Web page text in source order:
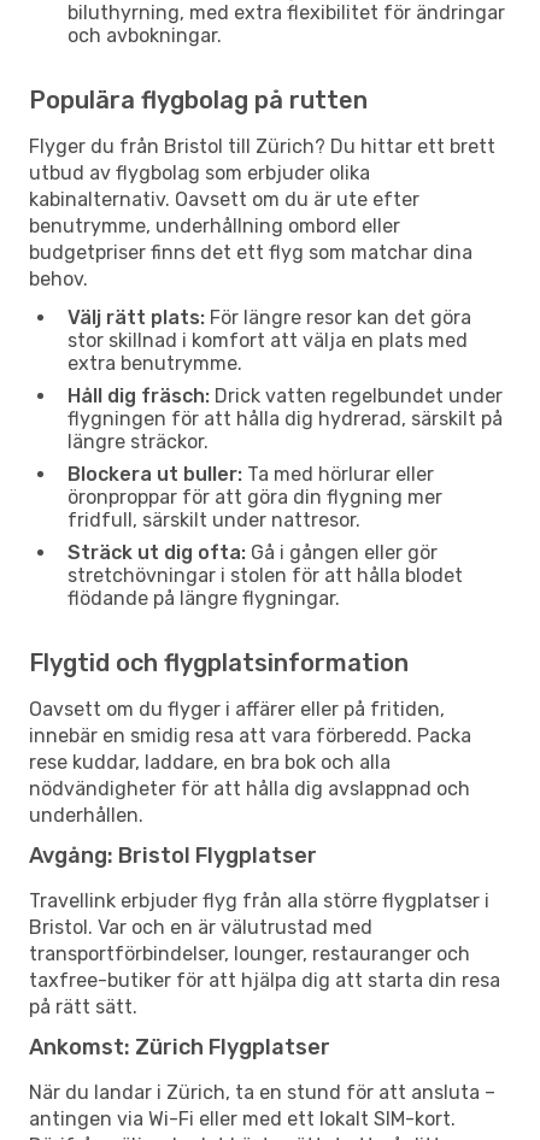
biluthyrning, med extra flexibilitet för ändringar
och avbokningar.
Populära flygbolag på rutten
Flyger du från Bristol till Zürich? Du hittar ett brett
utbud av flygbolag som erbjuder olika
kabinalternativ. Oavsett om du är ute efter
benutrymme, underhållning ombord eller
budgetpriser finns det ett flyg som matchar dina
behov.
Välj rätt plats: För längre resor kan det göra
stor skillnad i komfort att välja en plats med
extra benutrymme.
Håll dig fräsch: Drick vatten regelbundet under
flygningen för att hålla dig hydrerad, särskilt på
längre sträckor.
Blockera ut buller: Ta med hörlurar eller
öronproppar för att göra din flygning mer
fridfull, särskilt under nattresor.
Sträck ut dig ofta: Gå i gången eller gör
stretchövningar i stolen för att hålla blodet
flödande på längre flygningar.
Flygtid och flygplatsinformation
Oavsett om du flyger i affärer eller på fritiden,
innebär en smidig resa att vara förberedd. Packa
rese kuddar, laddare, en bra bok och alla
nödvändigheter för att hålla dig avslappnad och
underhållen.
Avgång: Bristol Flygplatser
Travellink erbjuder flyg från alla större flygplatser i
Bristol. Var och en är välutrustad med
transportförbindelser, lounger, restauranger och
taxfree-butiker för att hjälpa dig att starta din resa
på rätt sätt.
Ankomst: Zürich Flygplatser
När du landar i Zürich, ta en stund för att ansluta –
antingen via Wi-Fi eller med ett lokalt SIM-kort.